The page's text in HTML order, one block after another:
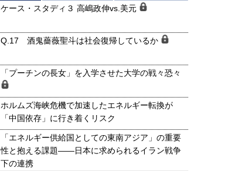
ケース・スタディ３ 高嶋政伸vs.美元
Q.17 酒鬼薔薇聖斗は社会復帰しているか
「プーチンの長女」を入学させた大学の戦々恐々
ホルムズ海峡危機で加速したエネルギー転換が
「中国依存」に行き着くリスク
「エネルギー供給国としての東南アジア」の重要
性と抱える課題――日本に求められるイラン戦争
下の連携